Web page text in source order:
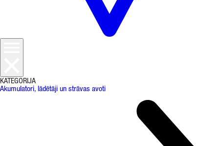
KATEGORIJA
Akumulatori, lādētāji un strāvas avoti